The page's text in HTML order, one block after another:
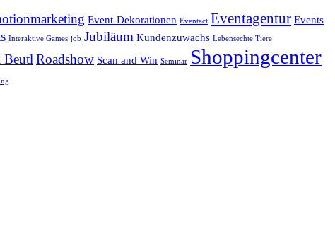
Event-Dekorationen Eventact Eventagentur Events
Interaktive Games job Jubiläum Kundenzuwachs Lebensechte Tiere
BeutlRoadshow Scan and Win Seminar Shoppingcenter